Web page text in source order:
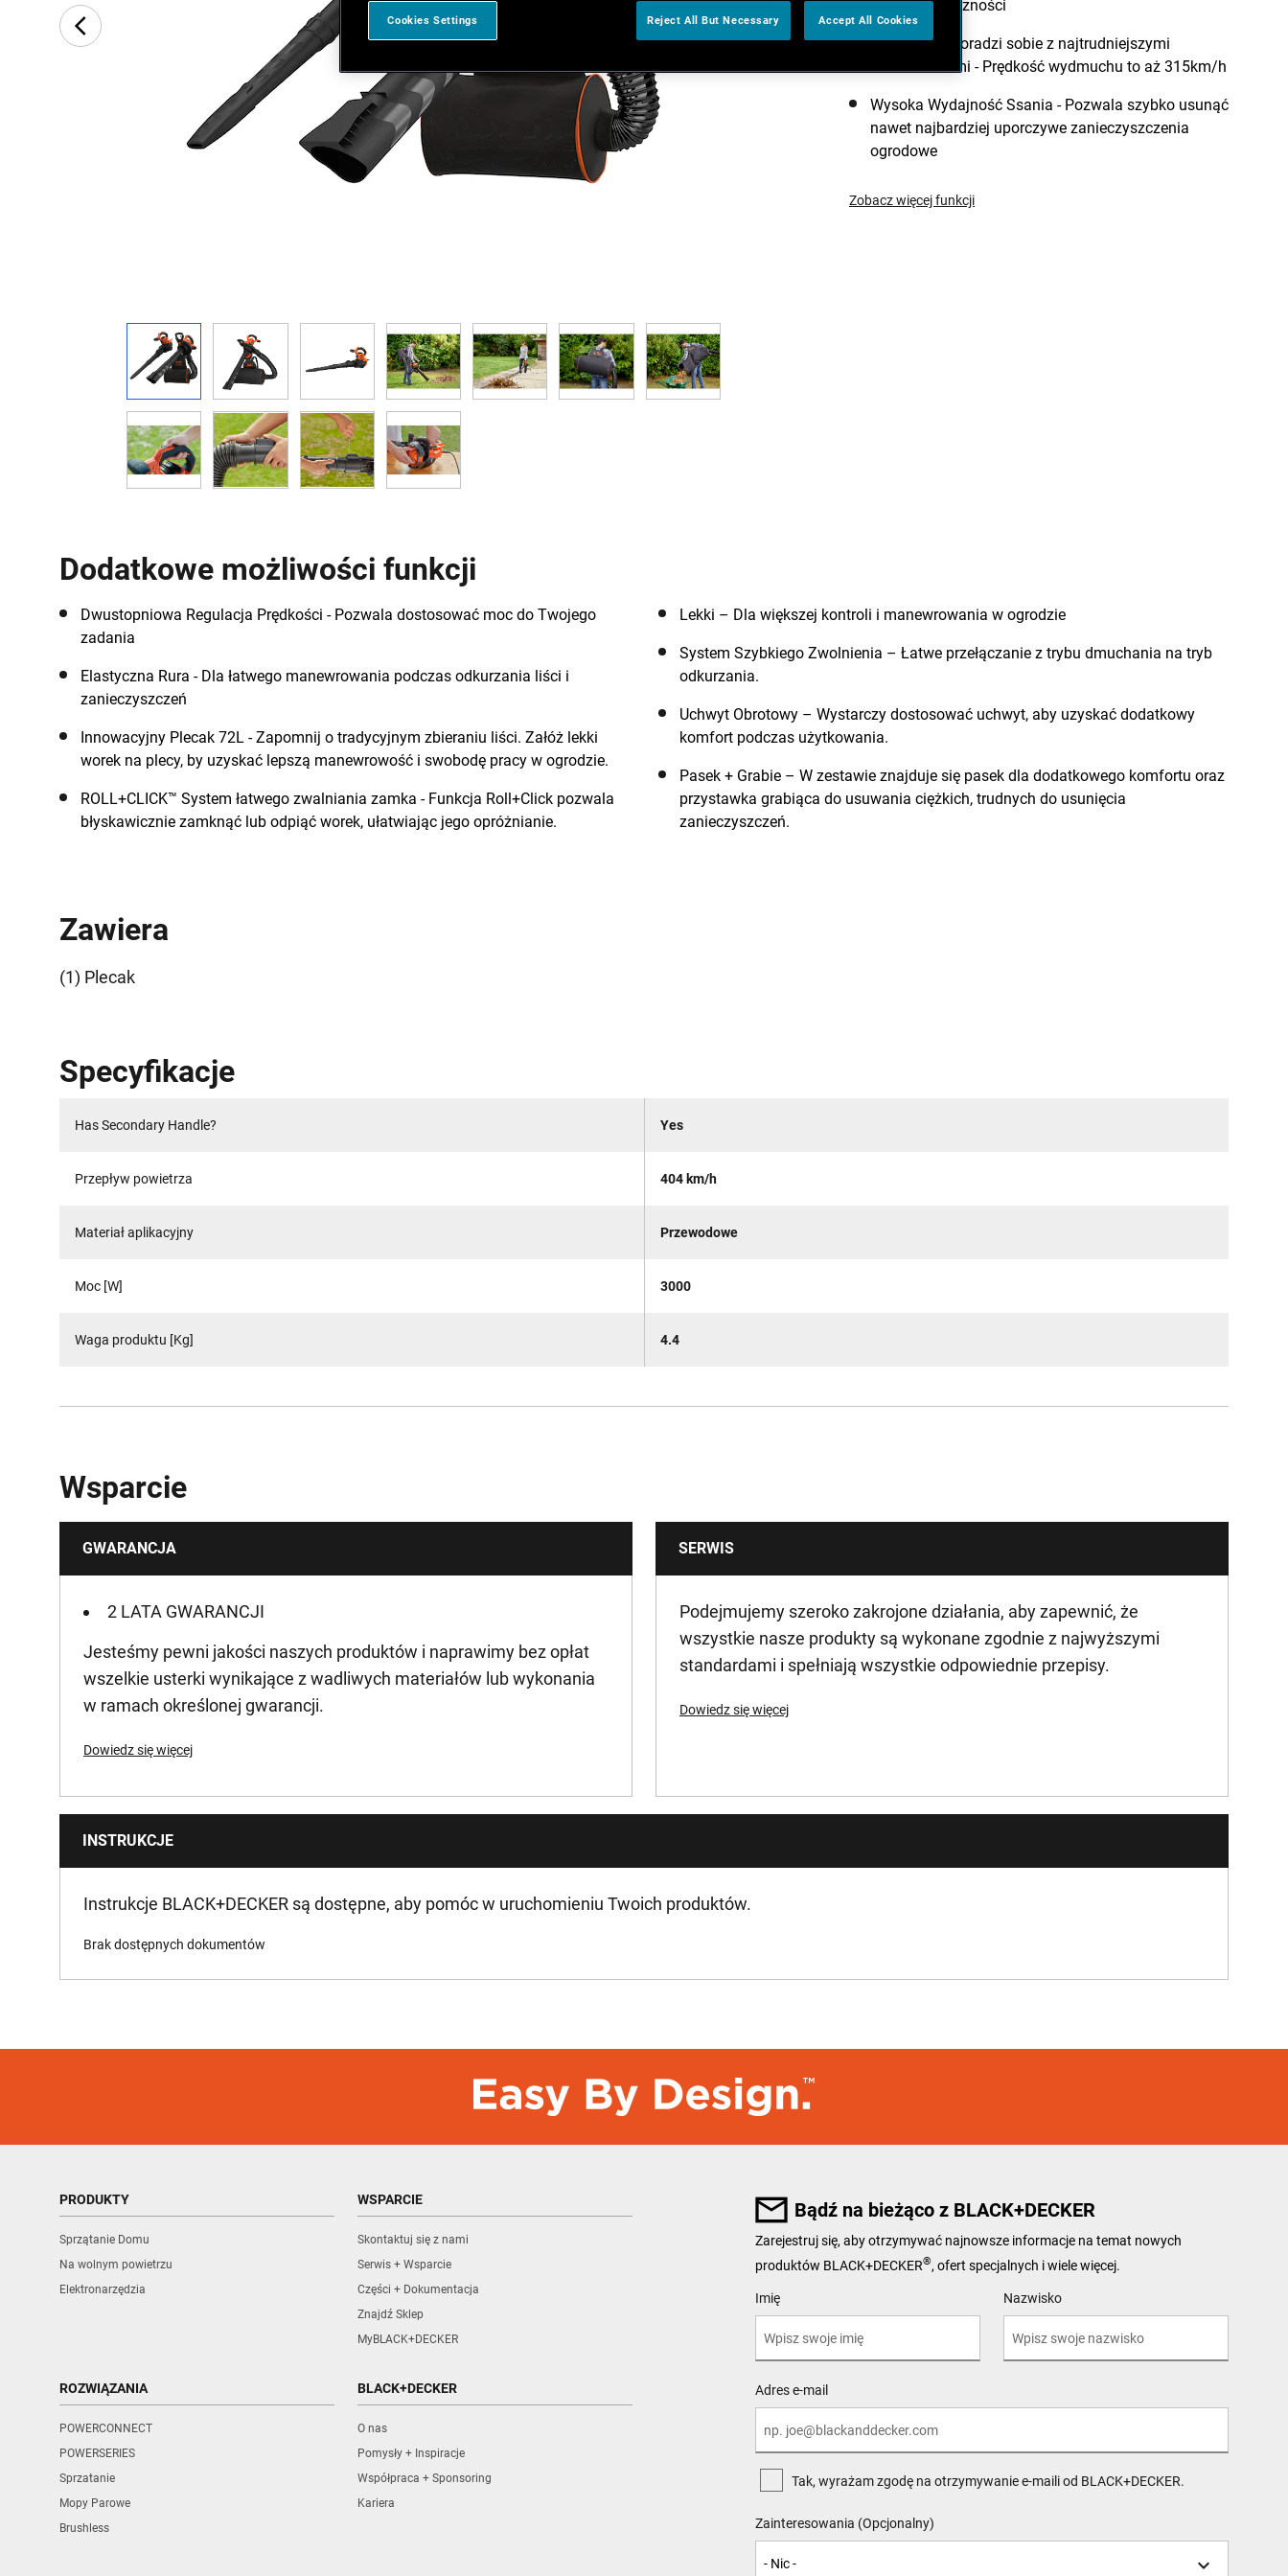
pełnej elastyczności
Dmuchawa poradzi sobie z najtrudniejszymi
zabrudzeniami - Prędkość wydmuchu to aż 315km/h
Wysoka Wydajność Ssania - Pozwala szybko usunąć
nawet najbardziej uporczywe zanieczyszczenia
ogrodowe
Zobacz więcej funkcji
Dodatkowe możliwości funkcji
Dwustopniowa Regulacja Prędkości - Pozwala dostosować moc do Twojego
zadania
Elastyczna Rura - Dla łatwego manewrowania podczas odkurzania liści i
zanieczyszczeń
Innowacyjny Plecak 72L - Zapomnij o tradycyjnym zbieraniu liści. Załóż lekki
worek na plecy, by uzyskać lepszą manewrowość i swobodę pracy w ogrodzie.
ROLL+CLICK™ System łatwego zwalniania zamka - Funkcja Roll+Click pozwala
błyskawicznie zamknąć lub odpiąć worek, ułatwiając jego opróżnianie.
Lekki – Dla większej kontroli i manewrowania w ogrodzie
System Szybkiego Zwolnienia – Łatwe przełączanie z trybu dmuchania na tryb
odkurzania.
Uchwyt Obrotowy – Wystarczy dostosować uchwyt, aby uzyskać dodatkowy
komfort podczas użytkowania.
Pasek + Grabie – W zestawie znajduje się pasek dla dodatkowego komfortu oraz
przystawka grabiąca do usuwania ciężkich, trudnych do usunięcia
zanieczyszczeń.
Zawiera
(1) Plecak
Specyfikacje
Has Secondary Handle? Yes
Przepływ powietrza 404 km/h
Materiał aplikacyjny Przewodowe
Moc [W] 3000
Waga produktu [Kg] 4.4
Wsparcie
GWARANCJA
2 LATA GWARANCJI
Jesteśmy pewni jakości naszych produktów i naprawimy bez opłat
wszelkie usterki wynikające z wadliwych materiałów lub wykonania
w ramach określonej gwarancji.
Dowiedz się więcej
SERWIS
Podejmujemy szeroko zakrojone działania, aby zapewnić, że
wszystkie nasze produkty są wykonane zgodnie z najwyższymi
standardami i spełniają wszystkie odpowiednie przepisy.
Dowiedz się więcej
INSTRUKCJE
Instrukcje BLACK+DECKER są dostępne, aby pomóc w uruchomieniu Twoich produktów.
Brak dostępnych dokumentów
PRODUKTY
Sprzątanie Domu
Na wolnym powietrzu
Elektronarzędzia
WSPARCIE
Skontaktuj się z nami
Serwis + Wsparcie
Części + Dokumentacja
Znajdź Sklep
MyBLACK+DECKER
ROZWIĄZANIA
POWERCONNECT
POWERSERIES
Sprzatanie
Mopy Parowe
Brushless
BLACK+DECKER
O nas
Pomysły + Inspiracje
Współpraca + Sponsoring
Kariera
Bądź na bieżąco z BLACK+DECKER
Zarejestruj się, aby otrzymywać najnowsze informacje na temat nowych
produktów BLACK+DECKER®, ofert specjalnych i wiele więcej.
User Details
Imię Nazwisko
Adres e-mail
Tak, wyrażam zgodę na otrzymywanie e-maili od BLACK+DECKER.
Zainteresowania (Opcjonalny)
Cookies Settings Reject All But Necessary Accept All Cookies